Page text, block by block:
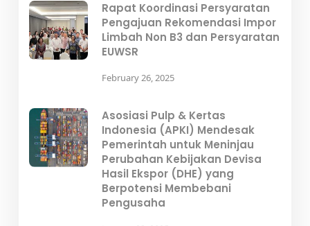
Rapat Koordinasi Persyaratan
Pengajuan Rekomendasi Impor
Limbah Non B3 dan Persyaratan
EUWSR
February 26, 2025
Asosiasi Pulp & Kertas
Indonesia (APKI) Mendesak
Pemerintah untuk Meninjau
Perubahan Kebijakan Devisa
Hasil Ekspor (DHE) yang
Berpotensi Membebani
Pengusaha